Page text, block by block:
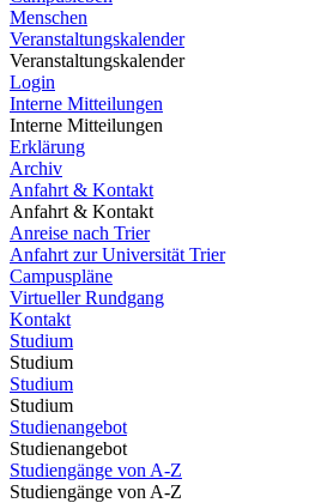
Menschen
Veranstaltungskalender
Veranstaltungskalender
Login
Interne Mitteilungen
Interne Mitteilungen
Erklärung
Archiv
Anfahrt & Kontakt
Anfahrt & Kontakt
Anreise nach Trier
Anfahrt zur Universität Trier
Campuspläne
Virtueller Rundgang
Kontakt
Studium
Studium
Studium
Studium
Studienangebot
Studienangebot
Studiengänge von A-Z
Studiengänge von A-Z